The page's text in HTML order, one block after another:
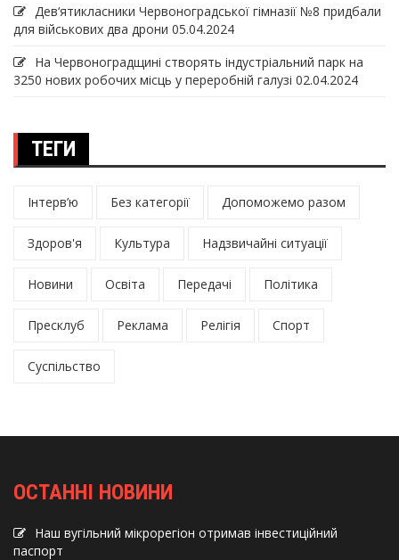
Дев‘ятикласники Червоноградської гімназії №8 придбали
для військових два дрони 05.04.2024
На Червоноградщині створять індустріальний парк на
3250 нових робочих місць у переробній галузі 02.04.2024
ТЕГИ
Інтерв’ю Без категорії Допоможемо разом
Здоров'я Культура Надзвичайні ситуації
Новини Освіта Передачі Політика
Пресклуб Реклама Релігія Спорт
Суспільство
ОСТАННІ НОВИНИ
Наш вугільний мікрорегіон отримав інвеcтиційний
паспорт